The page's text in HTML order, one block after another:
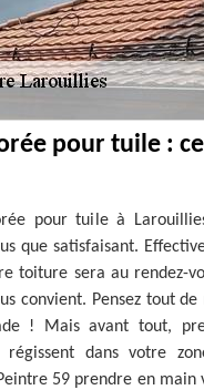
pour tuile :
pour tuile à
que satisfaisant.
toiture sera au rendez-
convient. Pensez tout de
! Mais avant tout,
dans votre
59 prendre en main